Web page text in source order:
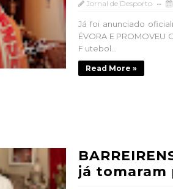
Jornal de Desporto
Já foi anunciado
ÉVORA E PROMOVEU
F utebol...
Read More »
já tomaram